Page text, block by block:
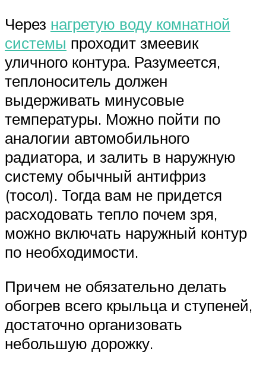
Через нагретую воду комнатной
системы проходит змеевик
уличного контура. Разумеется,
теплоноситель должен
выдерживать минусовые
температуры. Можно пойти по
аналогии автомобильного
радиатора, и залить в наружную
систему обычный антифриз
(тосол). Тогда вам не придется
расходовать тепло почем зря,
можно включать наружный контур
по необходимости.
Причем не обязательно делать
обогрев всего крыльца и ступеней,
достаточно организовать
небольшую дорожку.